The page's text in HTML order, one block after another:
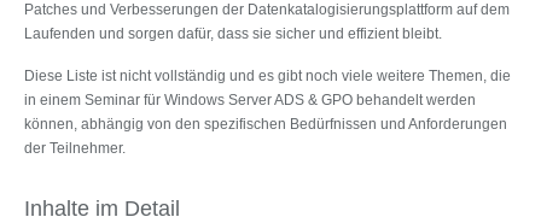
Patches und Verbesserungen der Datenkatalogisierungsplattform auf dem
Laufenden und sorgen dafür, dass sie sicher und effizient bleibt.
Diese Liste ist nicht vollständig und es gibt noch viele weitere Themen, die
in einem Seminar für Windows Server ADS & GPO behandelt werden
können, abhängig von den spezifischen Bedürfnissen und Anforderungen
der Teilnehmer.
Inhalte im Detail